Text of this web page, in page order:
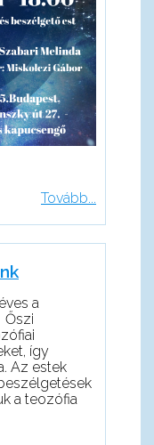
Tovább...
a
Őszi
így
Az estek
a teozófia